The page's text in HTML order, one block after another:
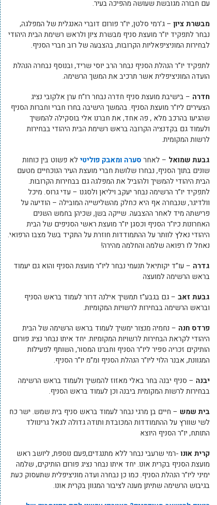
עם חבורה מגובשת שעושה מהפיכה בעיר.
מבשרת ציון – ג’רמי סלטן, יו”ר פורום דוברי האנגלית של המפלגה,
נבחר לתפקיד יו”ר מועצת סניף מבשרת ציון ולראש רשימת הבית היהודי
לבחירות המוניציפאליות הקרובות, בהצבעה של רוב חברי הסניף.
לתפקיד יו”ר הנהלת הסניף נבחר הרב יוסי שריד, ובנוסף נבחרה הנהלת
הועדה המוניציפלית אשר תרכיב את המשך הרשימה.
חדרה – בישיבת מועצת סניף חדרה נבחר רו”ח ערן אלקובי נציג
הצעירים ליו”ר מועצת הסניף. בהמשך הישיבה בחרו חברי וחברות הסניף
שהגיעו בהרכב מלא , פה אחד, את חברנו אלי בוסקילה להמשיך
ולעמוד גם בקדנציה הקרובה בראש רשימת הבית היהודי בבחירות
לרשות המקומית.
גבעת שמואל – לאחר סערה ומאבק פוליטילא פשוט בין כוחות
שונים בתוך הסניף, נבחרו שלושת חברי מועצת העיר הנוכחיים מטעם
הבית היהודי להמשיך ולהוביל את המפלגה גם בבחירות הקרובות.
לתפקיד יו”ר הרשימה נבחר יעקב ויליאן ולסגנו – עדי גרוס. מיכל
וולדיגר, שנבחרה אף היא כחלק מהשלישייה המובילה – הודיעה על
פרישתה מיד לאחר ההצבעה. שייקה בשן, שכיהן בחמש השנים
האחרונות כיו”ר הסניף וכסגן יו”ר מועצת ראשי הסניפים של הבית
היהודי נאלץ לוותר על ההתמודדות חוזרת על התקיד בשל מצבו הרפואי.
נאחל לו רפואה שלמה והחלמה מהירה!
גדרה – עו”ד יקותיאל תנעמי נבחר ליו”ר מועצת הסניף והוא גם יעמוד
בראש הרשימה למועצה
גבעת זאב – גם בגבע”ז תמשיך אילנה דרור לעמוד בראש הסניף
ובראש הרשימה בבחירות לרשויות המקומיות.
פרדס חנה – נחמיה מנצור ימשיך לעמוד בראש הרשימה של הבית
היהודי לקראת הבחירות לרשויות המקומיות. יחד איתו נבחר נציג פורום
הותיקים זכריה ספיר ליו”ר הסניף וחברנו המסור, השותף לפעילות
המגוונת, אבנר הלוי ליו”ר הנהלת הסניף ומ”מ יו”ר הסניף.
יבנה – סניף יבנה בחר באלי מאזוז להמשיך ולעמוד בראש הרשימה
בבחירות לרשות המקומית ביבנה וכן לעמוד בראש הסניף.
בית שמש – חיים בן מרגי נבחר לעמוד בראש סניף בית שמש. ישר כח
לשי שוורץ על ההתמודדות המכובדת ותודה גדולה לגאל גרינוולד
התותח, יו”ר הסניף היוצא
קרית אונו -רמי שרעבי נבחר ללא מתנגדים,פעם נוספת, ליושב ראש
מועצת הסניף בקרית אונו. יחד איתו נבחר נציג פורום הותיקים, שלמה
ימיני ליו”ר הנהלת הסניף. כמו כן נבחרה ועדה מוניציפלית שתעסוק כעת
בגיבוש הרשימה שתיתן מענה לציבור המגוון בקרית אונו.